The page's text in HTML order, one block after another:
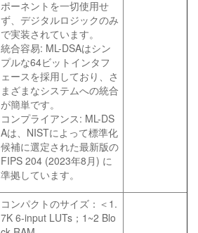
ポーネントを一切使用せ
ず、デジタルロジックのみ
で実装されています。
統合容易: ML-DSAはシン
プルな64ビットインタフ
ェースを採用しており、さ
まざまなシステムへの統合
が簡単です。
コンプライアンス: ML-DS
Aは、NISTによって標準化
候補に選定された最新版の
FIPS 204 (2023年8月) に
準拠しています。
コンパクトのサイズ：＜1.
7K 6-input LUTs；1~2 Blo